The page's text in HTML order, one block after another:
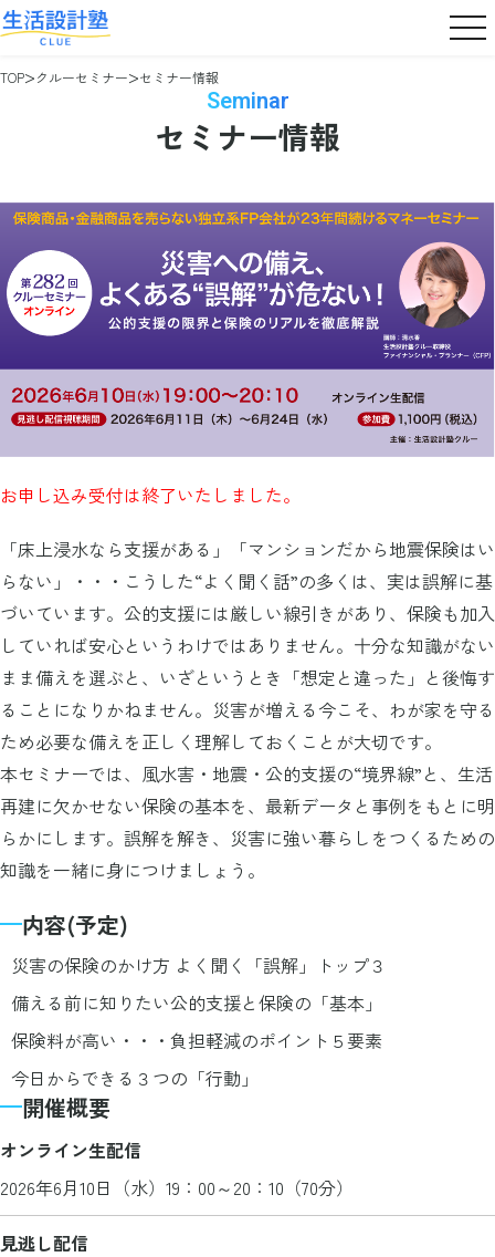
TOP クルーセミナー セミナー情報
Seminar
セミナー情報
お申し込み受付は終了いたしました。
「床上浸水なら支援がある」「マンションだから地震保険はい
らない」・・・こうした“よく聞く話”の多くは、実は誤解に基
づいています。公的支援には厳しい線引きがあり、保険も加入
していれば安心というわけではありません。十分な知識がない
まま備えを選ぶと、いざというとき「想定と違った」と後悔す
ることになりかねません。災害が増える今こそ、わが家を守る
ため必要な備えを正しく理解しておくことが大切です。
本セミナーでは、風水害・地震・公的支援の“境界線”と、生活
再建に欠かせない保険の基本を、最新データと事例をもとに明
らかにします。誤解を解き、災害に強い暮らしをつくるための
知識を一緒に身につけましょう。
内容(予定)
災害の保険のかけ方 よく聞く「誤解」トップ３
備える前に知りたい公的支援と保険の「基本」
保険料が高い・・・負担軽減のポイント５要素
今日からできる３つの「行動」
開催概要
オンライン生配信
2026年6月10日（水）19：00～20：10（70分）
見逃し配信